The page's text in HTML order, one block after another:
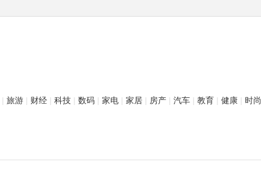
| 旅游 | 财经 | 科技 | 数码 | 家电 | 家居 | 房产 | 汽车 | 教育 | 健康 | 时尚